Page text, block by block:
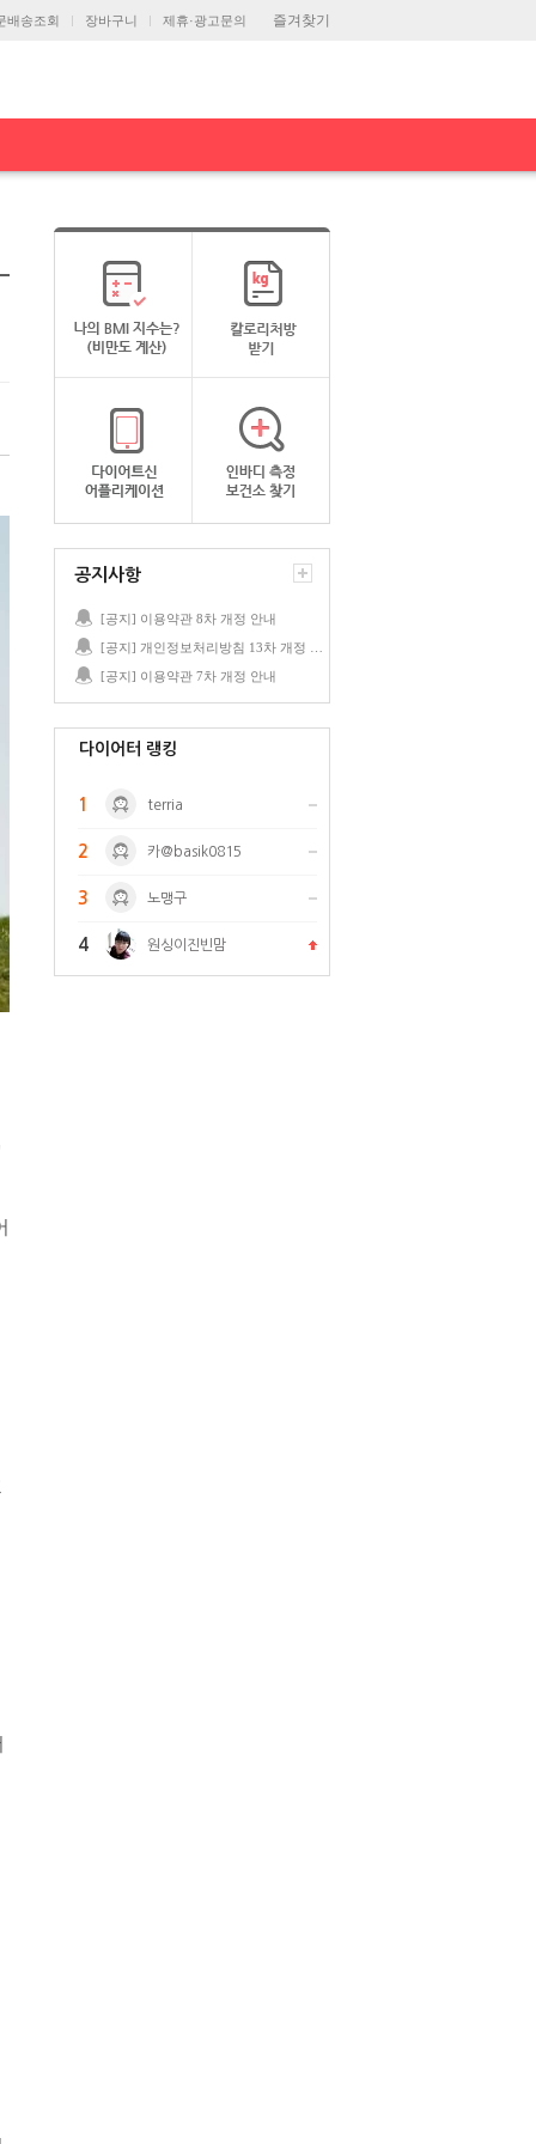
즐겨찾기
배송조회 장바구니 제휴·광고문의
공지사항
[공지] 이용약관 8차 개정 안내
[공지] 이용약관 7차 개정 안내
다이어터 랭킹
1 terria
2 카@basik0815
3 노맹구
4 원싱이진빈맘